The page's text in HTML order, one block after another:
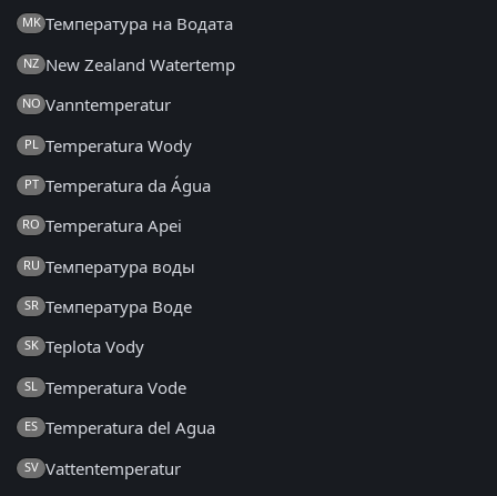
MK Температура на Водата
NZ New Zealand Watertemp
NO Vanntemperatur
PL Temperatura Wody
PT Temperatura da Água
RO Temperatura Apei
RU Температура воды
SR Температура Воде
SK Teplota Vody
SL Temperatura Vode
ES Temperatura del Agua
SV Vattentemperatur